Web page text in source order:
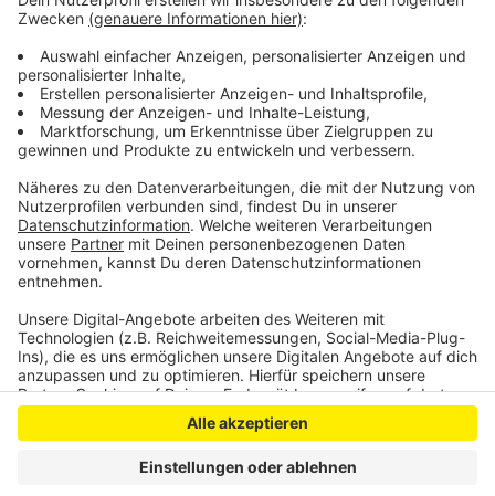
Anzeige
vergleichsweise hohen Einkommen nicht ausgewiesen
kritisiert die Ausweitung und warnt vor negativen
Folgen für den Wohnungsmarkt.
Anzeige